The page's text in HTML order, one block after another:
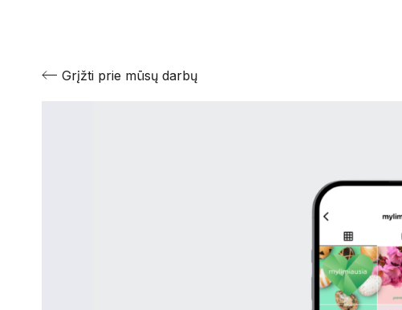
Grįžti prie mūsų darbų